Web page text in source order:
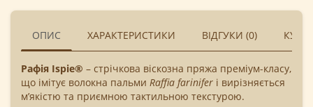
ОПИС ХАРАКТЕРИСТИКИ ВІДГУКИ (0)
Рафія Ispie® – стрічкова віскозна пряжа преміум-класу,
що імітує волокна пальми Raffia farinifer і вирізняється
м’якістю та приємною тактильною текстурою.